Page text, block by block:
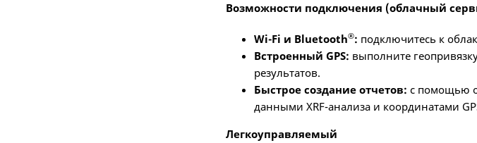
Возможности подключения (облачный
Wi-Fi и Bluetooth®: подключитесь к
Встроенный GPS: выполните
результатов.
Быстрое создание отчетов: с помощью
данными XRF-анализа и координатами
Легкоуправляемый